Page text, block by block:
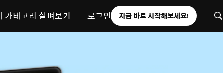
카테고리 살펴보기 로그인 지금 바로 시작해보세요!